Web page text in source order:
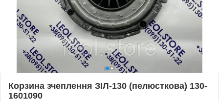
Корзина зчеплення ЗІЛ-130 (пелюсткова) 130-
1601090